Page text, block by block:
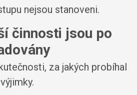
nejsou stanoveni.
činnosti jsou po
za jakých probíhal